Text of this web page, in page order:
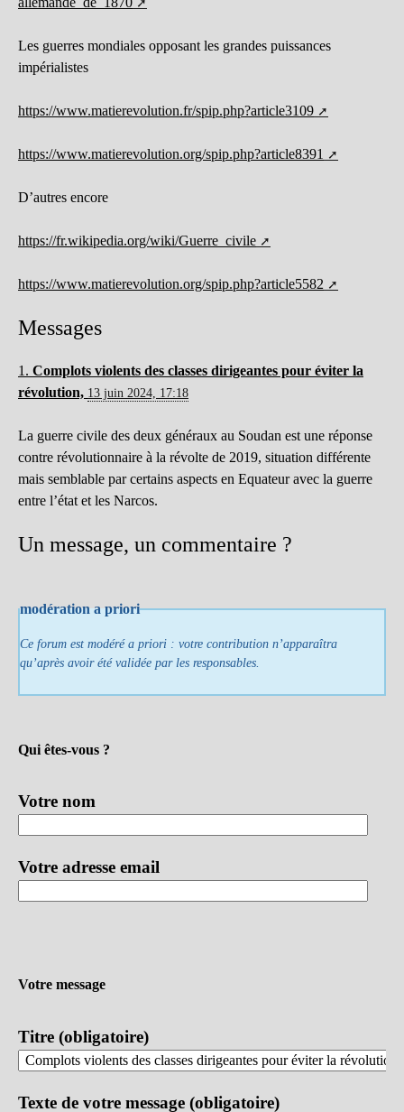
Les guerres mondiales opposant les grandes puissances
impérialistes
https://www.matierevolution.fr/spip.php?article3109
https://www.matierevolution.org/spip.php?article8391
D’autres encore
https://fr.wikipedia.org/wiki/Guerre_civile
https://www.matierevolution.org/spip.php?article5582
Messages
1. Complots violents des classes dirigeantes pour éviter la
révolution, 13 juin 2024, 17:18
La guerre civile des deux généraux au Soudan est une réponse
contre révolutionnaire à la révolte de 2019, situation différente
mais semblable par certains aspects en Equateur avec la guerre
entre l’état et les Narcos.
Un message, un commentaire ?
modération a priori
Ce forum est modéré a priori : votre contribution n’apparaîtra
qu’après avoir été validée par les responsables.
Qui êtes-vous ?
Votre nom
Votre adresse email
Votre message
Titre (obligatoire)
Texte de votre message (obligatoire)